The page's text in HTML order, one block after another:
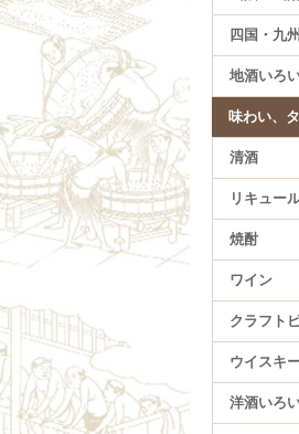
四国・
賀儀屋
久礼（
酔鯨
繁桝（
肥前蔵
四国・九
地酒いろ
味わい、
清酒
リキュー
焼酎
ワイン
クラフト
ウイスキ
洋酒いろ